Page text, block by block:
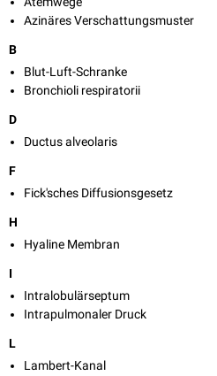
Azinäres Verschattungsmuster
B
Blut-Luft-Schranke
Bronchioli respiratorii
D
Ductus alveolaris
F
Fick'sches Diffusionsgesetz
H
Hyaline Membran
I
Intralobulärseptum
Intrapulmonaler Druck
L
Lambert-Kanal